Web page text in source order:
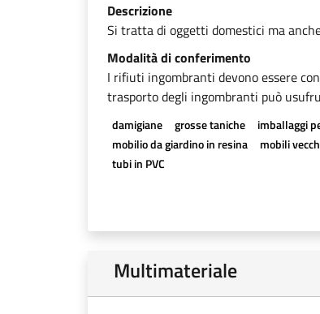
Descrizione
Si tratta di oggetti domestici ma
Modalità di conferimento
I rifiuti ingombranti devono essere
trasporto degli ingombranti può
damigiane grosse taniche imballaggi
mobilio da giardino in resina
mobili
tubi in PVC
Multimateriale